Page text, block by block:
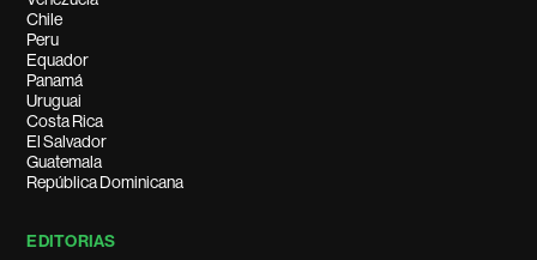
Chile
Peru
Equador
Panamá
Uruguai
Costa Rica
El Salvador
Guatemala
República Dominicana
EDITORIAS